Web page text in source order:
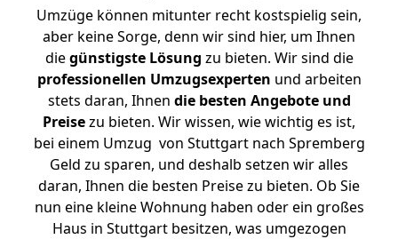
Umzüge können mitunter recht kostspielig sein,
aber keine Sorge, denn wir sind hier, um Ihnen
diegünstigste Lösung zu bieten. Wir sind die
professionellen Umzugsexperten und arbeiten
stets daran, Ihnen die besten Angebote und
Preisezu bieten. Wir wissen, wie wichtig es ist,
bei einem Umzug von Stuttgart nach Spremberg
Geld zu sparen, und deshalb setzen wir alles
daran, Ihnen die besten Preise zu bieten. Ob Sie
nun eine kleine Wohnung haben oder ein großes
Haus in Stuttgart besitzen, was umgezogen